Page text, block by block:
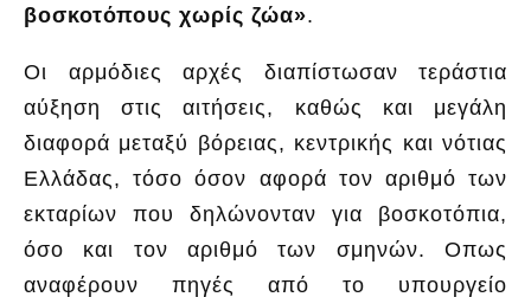
βοσκοτόπους χωρίς ζώα».
Οι αρμόδιες αρχές διαπίστωσαν τεράστια
αύξηση στις αιτήσεις, καθώς και μεγάλη
διαφορά μεταξύ βόρειας, κεντρικής και νότιας
Ελλάδας, τόσο όσον αφορά τον αριθμό των
εκταρίων που δηλώνονταν για βοσκοτόπια,
όσο και τον αριθμό των σμηνών. Οπως
αναφέρουν πηγές από το υπουργείο